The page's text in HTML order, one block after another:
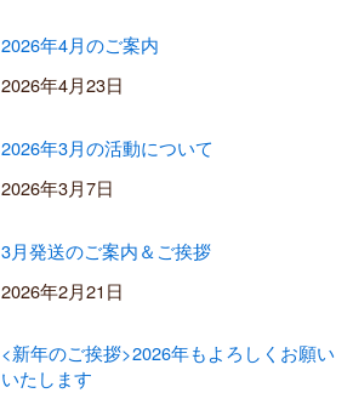
2026年4月のご案内
2026年4月23日
2026年3月の活動について
2026年3月7日
3月発送のご案内＆ご挨拶
2026年2月21日
<新年のご挨拶>2026年もよろしくお願い
いたします